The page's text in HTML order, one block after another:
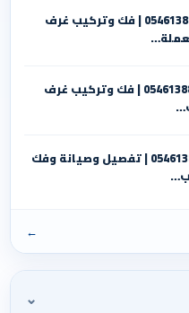
نجار الحمراء بمكة 0546138860⁩ | فك وتركيب غرف
نجار الفيحاء بمكة 0546138860⁩ | فك وتركيب غرف
نجار مكة العوالي 0546138860⁩ | تفصيل وصيانة وفك
←
⌄